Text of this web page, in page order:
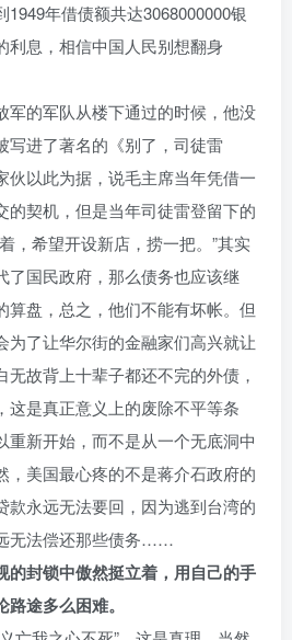
年借债额共达3068000000银
利息，相信中国人民别想翻身
军的军队从楼下通过的时候，他没
写进了著名的《别了，司徒雷
伙以此为据，说毛主席当年凭借一
的契机，但是当年司徒雷登留下的
，希望开设新店，捞一把。”其实
了国民政府，那么债务也应该继
算盘，总之，他们不能有坏帐。但
为了让华尔街的金融家们高兴就让
无故背上十辈子都还不完的外债，
这是真正意义上的废除不平等条
重新开始，而不是从一个无底洞中
，美国最心疼的不是蒋介石政府的
款永远无法要回，因为逃到台湾的
无法偿还那些债务……
的封锁中傲然挺立着，用自己的手
途多么困难。